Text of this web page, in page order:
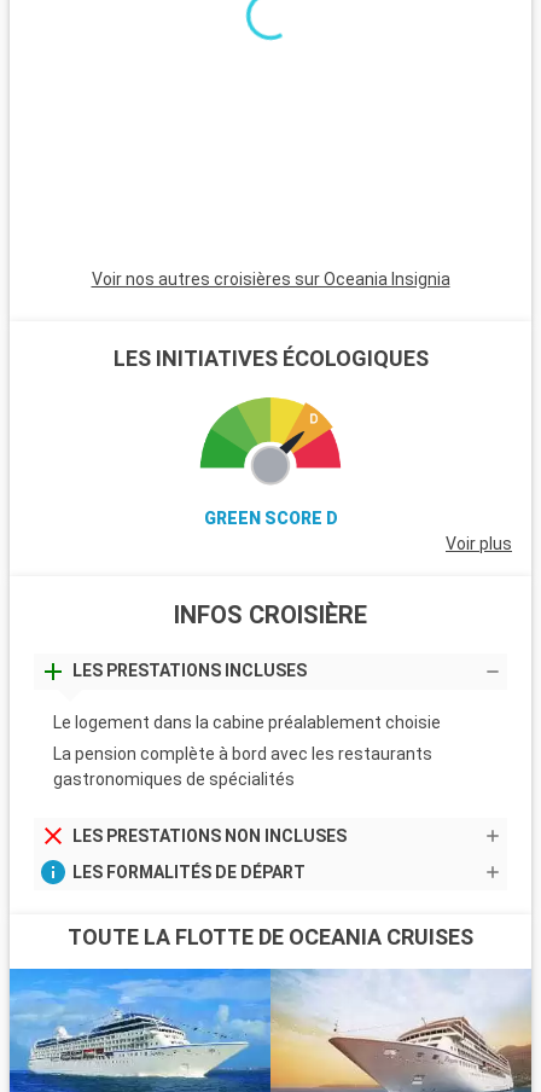
falaises de craie de Møns Klint offrent des panoramas
Voir nos autres croisières sur Oceania Insignia
LES INITIATIVES ÉCOLOGIQUES
GREEN SCORE D
Voir plus
INFOS CROISIÈRE
LES PRESTATIONS INCLUSES
Le logement dans la cabine préalablement choisie
La pension complète à bord avec les restaurants
gastronomiques de spécialités
LES PRESTATIONS NON INCLUSES
LES FORMALITÉS DE DÉPART
TOUTE LA FLOTTE DE OCEANIA CRUISES